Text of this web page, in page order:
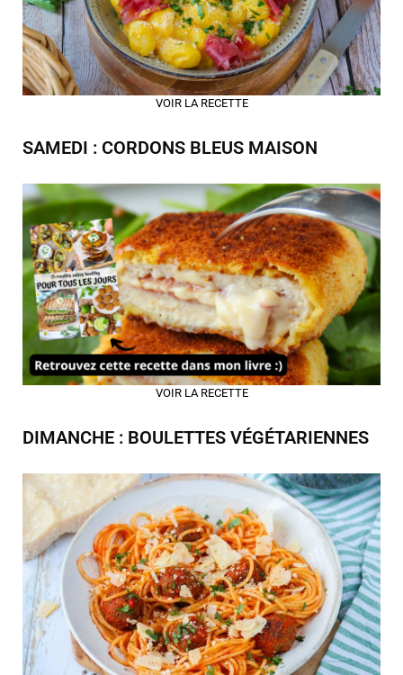
VOIR LA RECETTE
SAMEDI : CORDONS BLEUS MAISON
VOIR LA RECETTE
DIMANCHE : BOULETTES VÉGÉTARIENNES